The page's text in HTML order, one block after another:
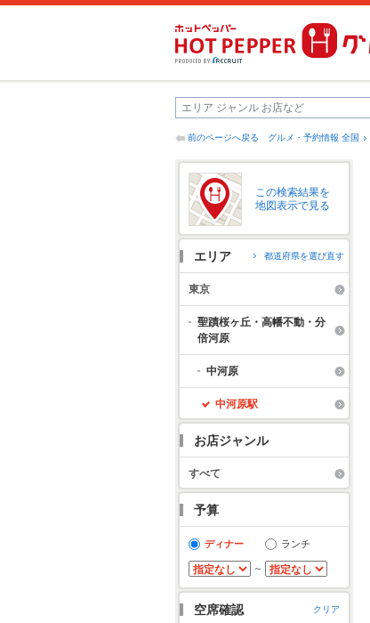
前のページへ戻る グルメ・予約情報 全国
この検索結果を
地図表示で見る
エリア 都道府県を選び直す
東京
聖蹟桜ヶ丘・高幡不動・分
倍河原
中河原
中河原駅
お店ジャンル
すべて
予算
ディナー ランチ
～
空席確認 クリア